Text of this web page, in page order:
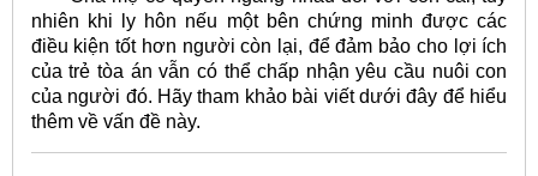
nhiên khi ly hôn nếu một bên chứng minh được các
điều kiện tốt hơn người còn lại, để đảm bảo cho lợi ích
của trẻ tòa án vẫn có thể chấp nhận yêu cầu nuôi con
của người đó. Hãy tham khảo bài viết dưới đây để hiểu
thêm về vấn đề này.